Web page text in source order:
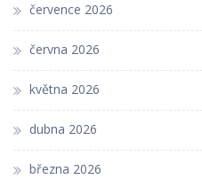
července 2026
června 2026
května 2026
dubna 2026
března 2026